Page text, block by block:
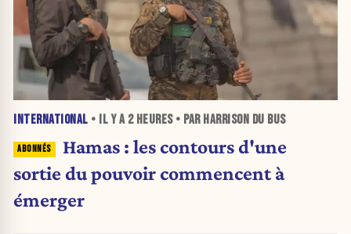
INTERNATIONAL • IL Y A 2 HEURES• PAR HARRISON DU BUS
Hamas : les contours d'une
sortie du pouvoir commencent à
émerger